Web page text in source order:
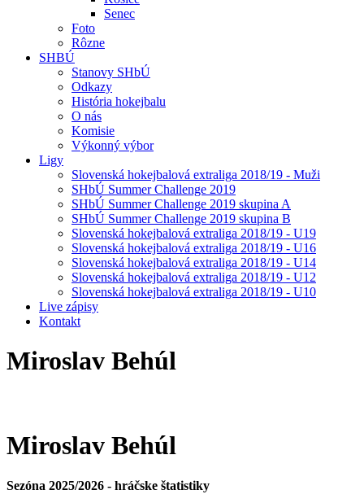
Senec
Foto
Rôzne
SHBÚ
Stanovy SHbÚ
Odkazy
História hokejbalu
O nás
Komisie
Výkonný výbor
Ligy
Slovenská hokejbalová extraliga 2018/19 - Muži
SHbÚ Summer Challenge 2019
SHbÚ Summer Challenge 2019 skupina A
SHbÚ Summer Challenge 2019 skupina B
Slovenská hokejbalová extraliga 2018/19 - U19
Slovenská hokejbalová extraliga 2018/19 - U16
Slovenská hokejbalová extraliga 2018/19 - U14
Slovenská hokejbalová extraliga 2018/19 - U12
Slovenská hokejbalová extraliga 2018/19 - U10
Live zápisy
Kontakt
Miroslav Behúl
Miroslav Behúl
Sezóna 2025/2026 - hráčske štatistiky